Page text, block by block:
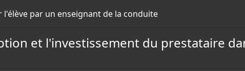
l'élève par un enseignant de la conduite
et l'investissement du prestataire